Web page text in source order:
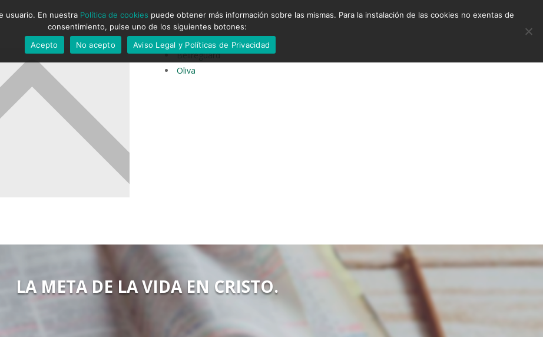
Bellreguard
Oliva
LA META DE LA VIDA EN CRISTO.
usuario. En nuestra Política de cookies puede obtener más información sobre las mismas. Para la instalación de las cookies no exentas de
consentimiento, pulse uno de los siguientes botones:
Acepto
No acepto Aviso Legal y Políticas de Privacidad